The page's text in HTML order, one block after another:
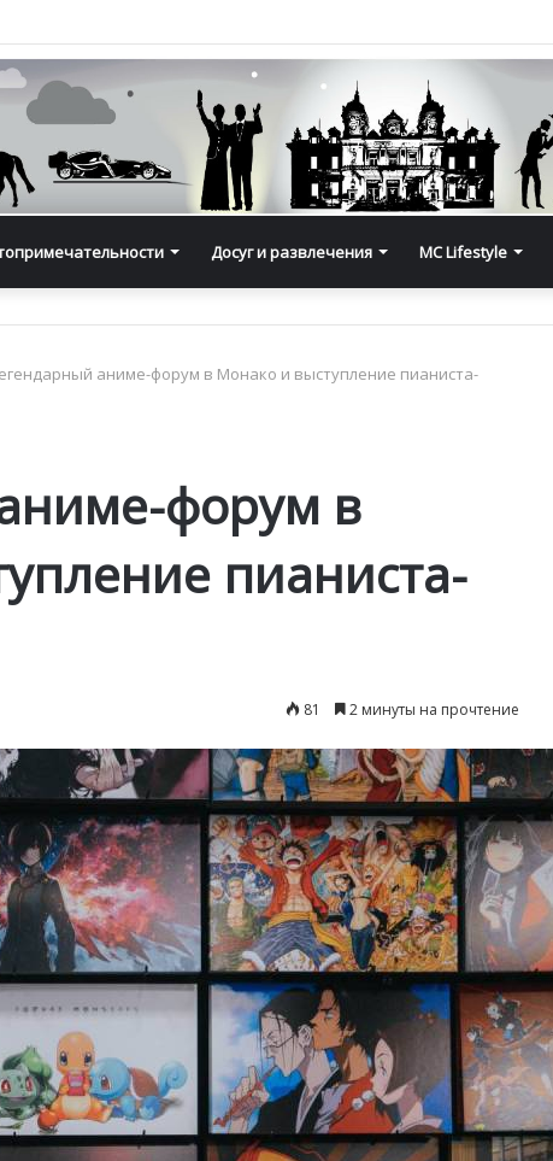
Досуг и развлечения MC Lifestyle
аниме-форум в Монако и выступление пианиста-
форум в
пианиста-
81 2 минуты на прочтение